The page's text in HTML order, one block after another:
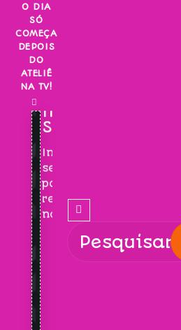
Skip
content
O DIA
SÓ
COMEÇA
DEPOIS
DO
ATELIÊ
NA TV!
INSCREVA-
SE!
Inscreva-
se
para
receber
novidades!